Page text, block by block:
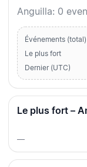
Anguilla: 0
Événements (total)
Le plus fort
Dernier (UTC)
Le plus fort –
—